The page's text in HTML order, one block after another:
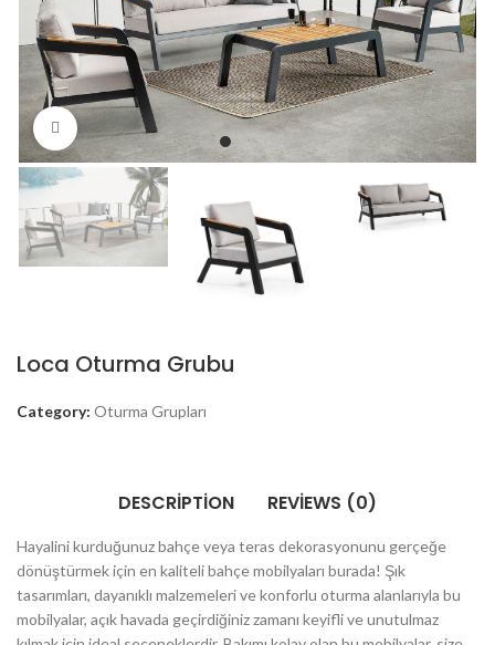
Click to enlarge
Loca Oturma Grubu
Category: Oturma Grupları
DESCRIPTION REVIEWS (0)
Hayalini kurduğunuz bahçe veya teras dekorasyonunu gerçeğe
dönüştürmek için en kaliteli bahçe mobilyaları burada! Şık
tasarımları, dayanıklı malzemeleri ve konforlu oturma alanlarıyla bu
mobilyalar, açık havada geçirdiğiniz zamanı keyifli ve unutulmaz